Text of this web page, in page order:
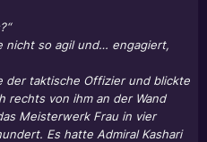
nicht so agil und… engagiert,
der taktische Offizier und blickte
rechts von ihm an der Wand
Meisterwerk Frau in vier
Es hatte Admiral Kashari